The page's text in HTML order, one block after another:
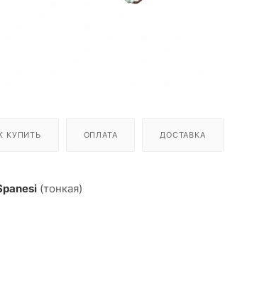
КУПИТЬ ОПЛАТА ДОСТАВКА
(тонкая)